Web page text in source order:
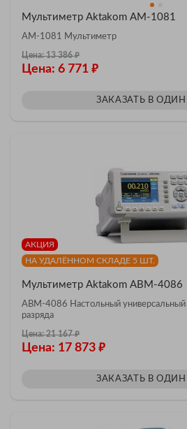
Мультиметр Aktakom АМ-1081
АМ-1081 Мультиметр
Цена: 13 386₽
Цена: 6 771 ₽
ЗАКАЗАТЬ В
АКЦИЯ
НА УДАЛЁННОМ СКЛАДЕ 5 ШТ.
Мультиметр Aktakom АВМ-4086
АВМ-4086 Настольный
разряда
Цена: 21 167₽
Цена: 17 873 ₽
ЗАКАЗАТЬ В